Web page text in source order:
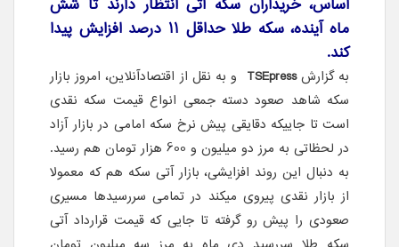
ماه آینده، سکه طلا حداقل 11 درصد افزایش پیدا
کند.
به گزارشTSEpress و به نقل از اقتصادآنلاین، امروز بازار
سکه شاهد صعود دسته جمعی انواع قیمت سکه نقدی
است تا جاییکه دقایقی پیش نرخ سکه امامی در بازار آزاد
در لحظاتی به مرز دو میلیون و 600 هزار تومان هم رسید.
به دنبال این روند افزایشی، بازار آتی سکه هم که معمولا
از بازار نقدی پیروی میکند در تمامی سررسیدها مسیری
صعودی را پیش رو گرفته تا جایی که قیمت قرارداد آتی